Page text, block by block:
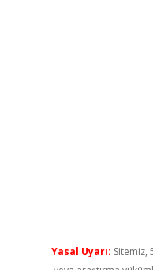
Yasal Uyarı: Sitemiz,